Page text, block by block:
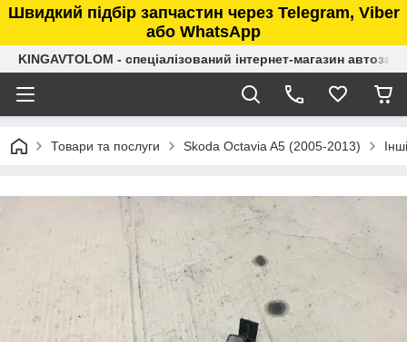
Швидкий підбір запчастин через Telegram, Viber
або WhatsApp
KINGAVTOLOM - спеціалізований інтернет-магазин
Товари та послуги Skoda Octavia A5 (2005-2013)